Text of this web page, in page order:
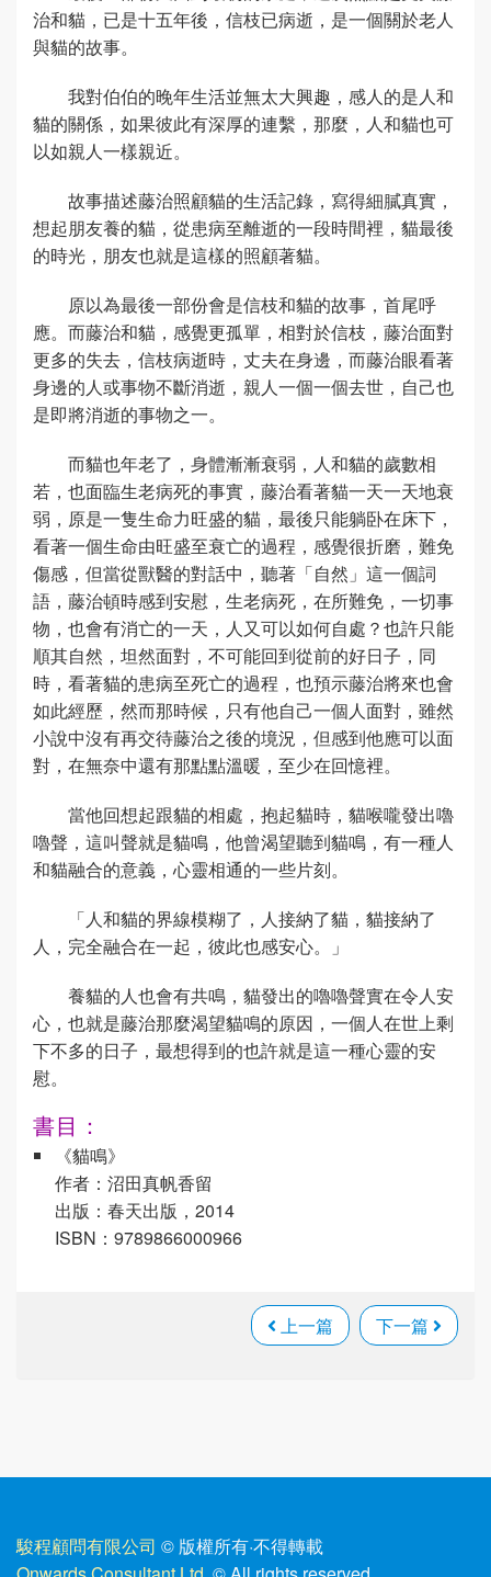
治和貓，已是十五年後，信枝已病逝，是一個關於老人
與貓的故事。
我對伯伯的晚年生活並無太大興趣，感人的是人和
貓的關係，如果彼此有深厚的連繫，那麼，人和貓也可
以如親人一樣親近。
故事描述藤治照顧貓的生活記錄，寫得細膩真實，
想起朋友養的貓，從患病至離逝的一段時間裡，貓最後
的時光，朋友也就是這樣的照顧著貓。
原以為最後一部份會是信枝和貓的故事，首尾呼
應。而藤治和貓，感覺更孤單，相對於信枝，藤治面對
更多的失去，信枝病逝時，丈夫在身邊，而藤治眼看著
身邊的人或事物不斷消逝，親人一個一個去世，自己也
是即將消逝的事物之一。
而貓也年老了，身體漸漸衰弱，人和貓的歲數相
若，也面臨生老病死的事實，藤治看著貓一天一天地衰
弱，原是一隻生命力旺盛的貓，最後只能躺卧在床下，
看著一個生命由旺盛至衰亡的過程，感覺很折磨，難免
傷感，但當從獸醫的對話中，聽著「自然」這一個詞
語，藤治頓時感到安慰，生老病死，在所難免，一切事
物，也會有消亡的一天，人又可以如何自處？也許只能
順其自然，坦然面對，不可能回到從前的好日子，同
時，看著貓的患病至死亡的過程，也預示藤治將來也會
如此經歷，然而那時候，只有他自己一個人面對，雖然
小說中沒有再交待藤治之後的境況，但感到他應可以面
對，在無奈中還有那點點溫暖，至少在回憶裡。
當他回想起跟貓的相處，抱起貓時，貓喉嚨發出嚕
嚕聲，這叫聲就是貓鳴，他曾渴望聽到貓鳴，有一種人
和貓融合的意義，心靈相通的一些片刻。
「人和貓的界線模糊了，人接納了貓，貓接納了
人，完全融合在一起，彼此也感安心。」
養貓的人也會有共鳴，貓發出的嚕嚕聲實在令人安
心，也就是藤治那麼渴望貓鳴的原因，一個人在世上剩
下不多的日子，最想得到的也許就是這一種心靈的安
慰。
書目：
《貓鳴》
作者：沼田真帆香留
出版：春天出版，2014
ISBN：9789866000966
上一篇 下一篇
駿程顧問有限公司 © 版權所有·不得轉載